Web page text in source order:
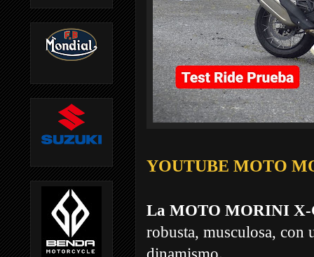
YOUTUBE MOTO
La MOTO MORINI X-
robusta, musculosa, con